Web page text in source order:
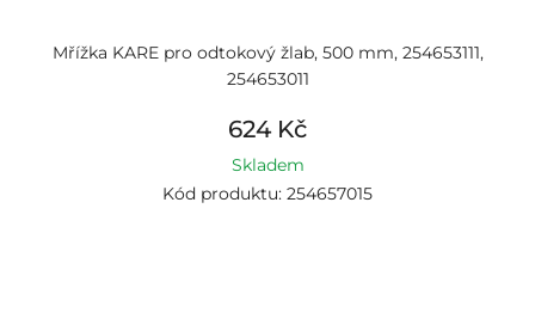
Mřížka KARE pro odtokový žlab, 500 mm, 254653111,
254653011
624 Kč
Skladem
Kód produktu: 254657015